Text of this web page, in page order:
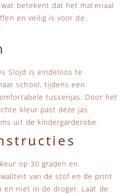
betekent dat het materiaal
en veilig is voor de
Slojd is eindeloos te
school, tijdens een
tussenjas. Door het
kleur past deze jas
uit de kindergarderobe.
op 30 graden en
van de stof en de print
en niet in de droger. Laat de